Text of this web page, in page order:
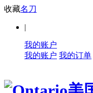
收藏名刀
|
我的账户
我的账户 我的订单